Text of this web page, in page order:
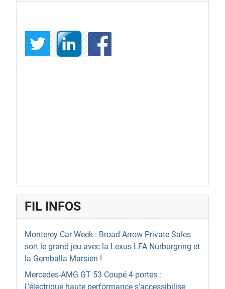
FIL INFOS
Monterey Car Week : Broad Arrow Private Sales
sort le grand jeu avec la Lexus LFA Nürburgring et
la Gemballa Marsien !
Mercedes-AMG GT 53 Coupé 4 portes :
L’électrique haute performance s'accessibilise